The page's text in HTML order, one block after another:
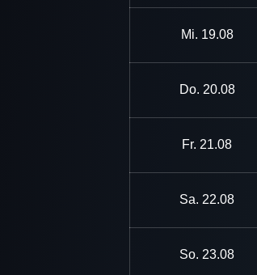
Mi. 19.08
Do. 20.08
Fr. 21.08
Sa. 22.08
So. 23.08